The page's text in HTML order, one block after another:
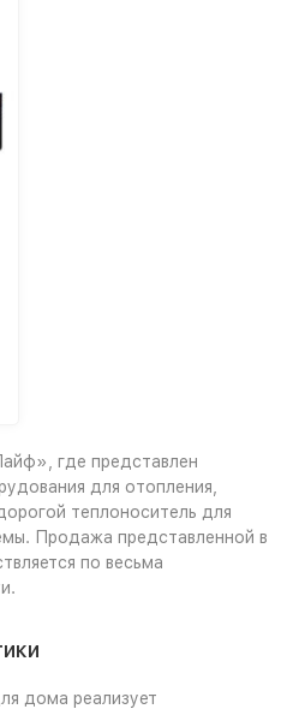
где представлен
для отопления,
теплоноситель для
Продажа представленной в
по весьма
дома реализует